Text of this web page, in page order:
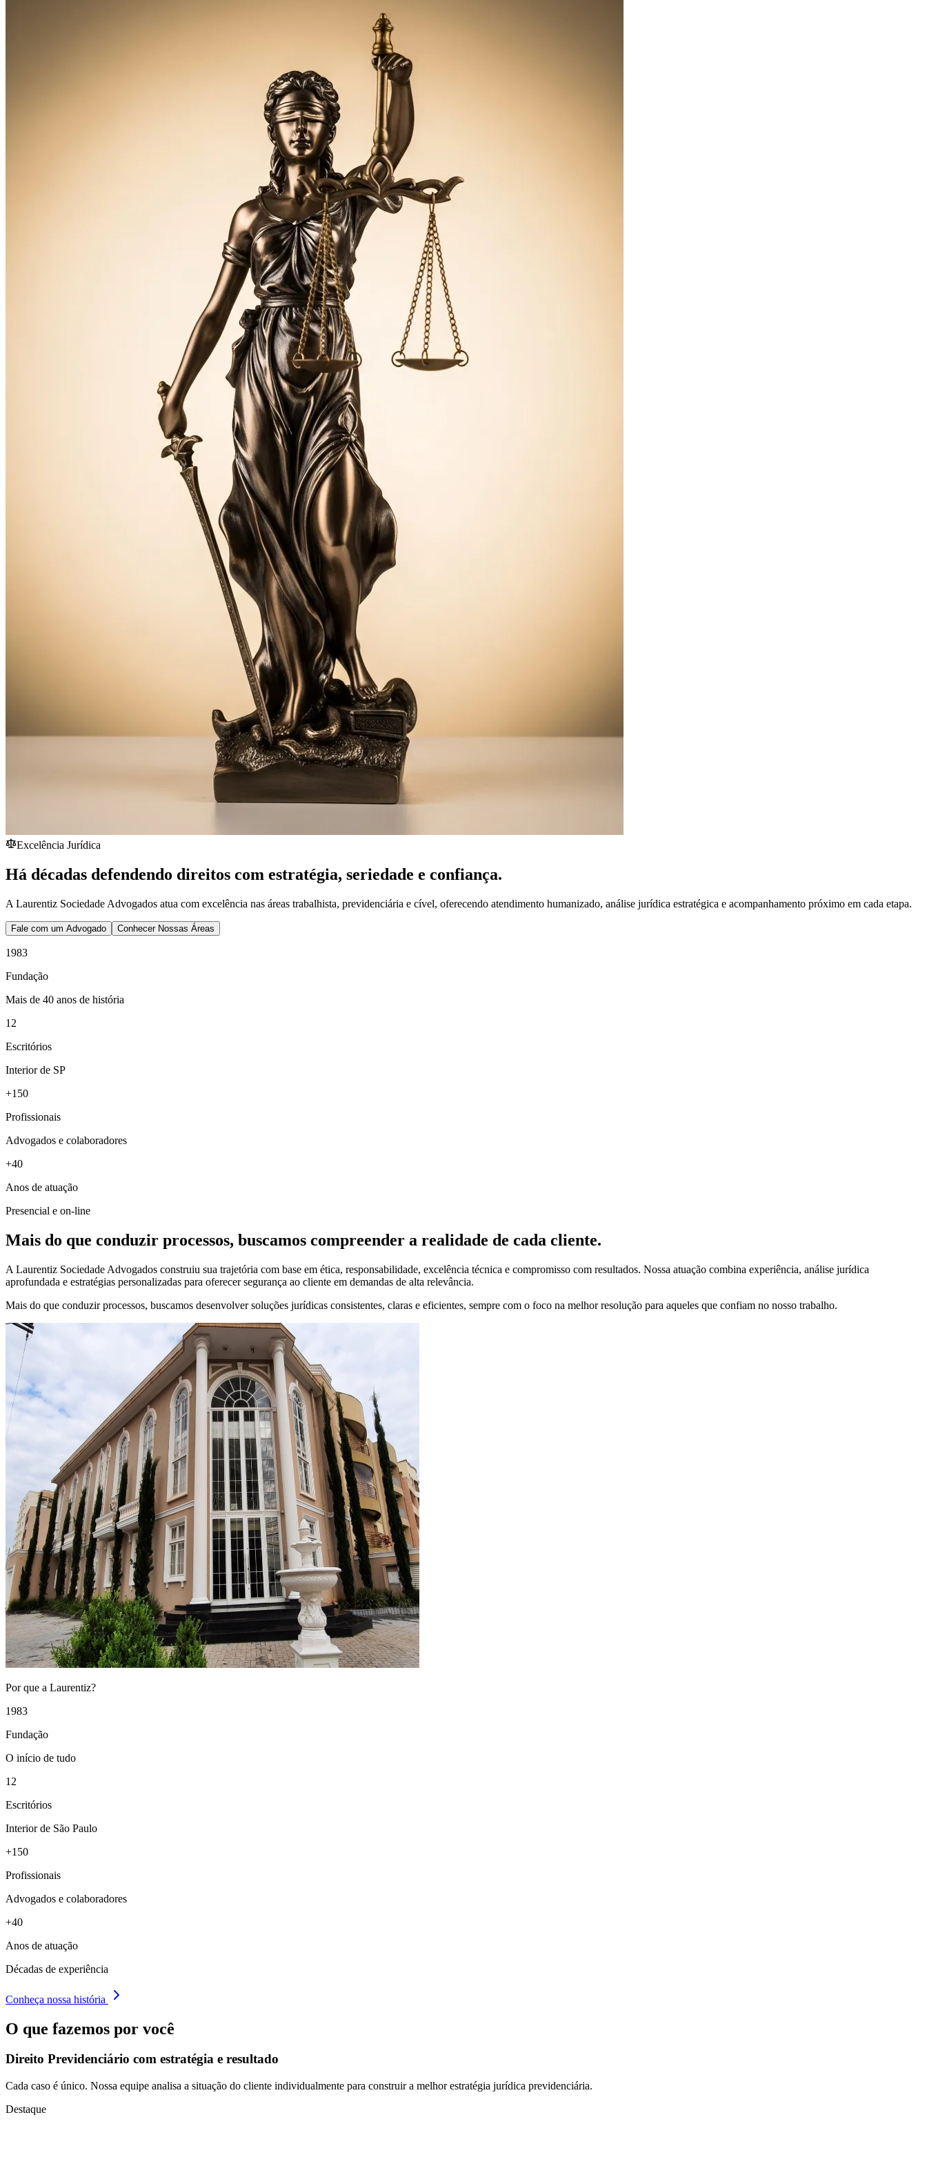
Excelência Jurídica
Há décadas defendendo direitos com estratégia, seriedade e confiança.
A Laurentiz Sociedade Advogados atua com excelência nas áreas trabalhista, previdenciária e cível, oferecendo atendimento humanizado, análise jurídica estratégica e acompanhamento próximo em cada etapa.
Fale com um Advogado Conhecer Nossas Áreas
1983
Fundação
Mais de 40 anos de história
12
Escritórios
Interior de SP
+150
Profissionais
Advogados e colaboradores
+40
Anos de atuação
Presencial e on-line
Mais do que conduzir processos, buscamos compreender a realidade de cada cliente.
A Laurentiz Sociedade Advogados construiu sua trajetória com base em ética, responsabilidade, excelência técnica e compromisso com resultados. Nossa atuação combina experiência, análise jurídica
aprofundada e estratégias personalizadas para oferecer segurança ao cliente em demandas de alta relevância.
Mais do que conduzir processos, buscamos desenvolver soluções jurídicas consistentes, claras e eficientes, sempre com o foco na melhor resolução para aqueles que confiam no nosso trabalho.
Por que a Laurentiz?
1983
Fundação
O início de tudo
12
Escritórios
Interior de São Paulo
+150
Profissionais
Advogados e colaboradores
+40
Anos de atuação
Décadas de experiência
Conheça nossa história
O que fazemos por você
Direito Previdenciário com estratégia e resultado
Cada caso é único. Nossa equipe analisa a situação do cliente individualmente para construir a melhor estratégia jurídica previdenciária.
Destaque